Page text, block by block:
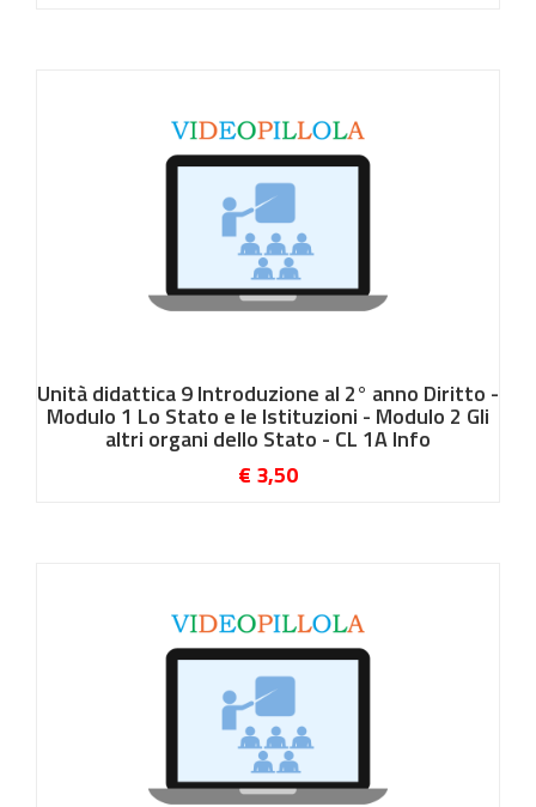
Unità didattica 9 Introduzione al 2° anno Diritto -
Modulo 1 Lo Stato e le Istituzioni - Modulo 2 Gli
altri organi dello Stato - CL 1A Info
€ 3,50